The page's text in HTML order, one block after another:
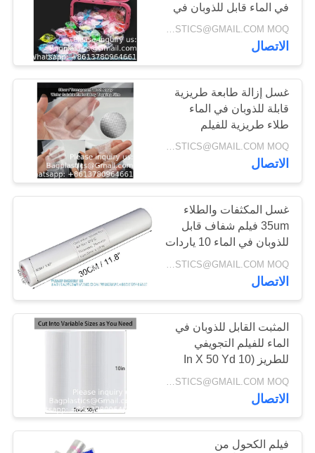
حقائب التبريد الطبية
15
حزم الثلج
13
أكياس الزناد
10
في الماء قابل للذوبان في
الماء الساخن غسيل
الغسيل القشرة الفيلم
INQUIRY: BAGPLASTICS@GMAIL.COM MOQ:الـ (واتس اب) +8613780964661
الاتصال
غسل إزالة طابعة طريزية
قابلة للذوبان في الماء
طلاء طريزية للفيلم
الشفاف قابلة للذوبان في
الماء
INQUIRY: BAGPLASTICS@GMAIL.COM MOQ:الـ (واتس اب) +8613780964661
الاتصال
غسل المكثفات والطلاء
35um فيلم شفاف قابل
للذوبان في الماء 10 ياردات
لفة
الاتصال
المثبت القابل للذوبان في
الماء للفيلم التجويفي
للطريز (10 In X 50 Yd
Roll) ، معدل 35um
INQUIRY: BAGPLASTICS@GMAIL.COM MOQ:الـ (واتس اب) +8613780964661
الاتصال
فيلم الكحول من